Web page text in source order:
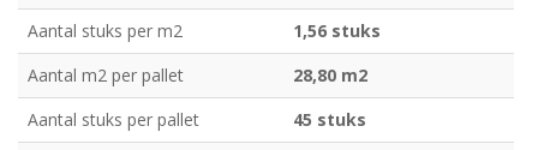
Aantal stuks per m2
1,56 stuks
Aantal m2 per pallet
28,80 m2
Aantal stuks per pallet
45 stuks